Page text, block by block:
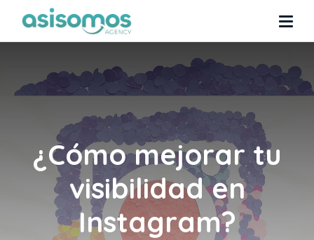
¿Cómo mejorar tu
visibilidad en
Instagram?